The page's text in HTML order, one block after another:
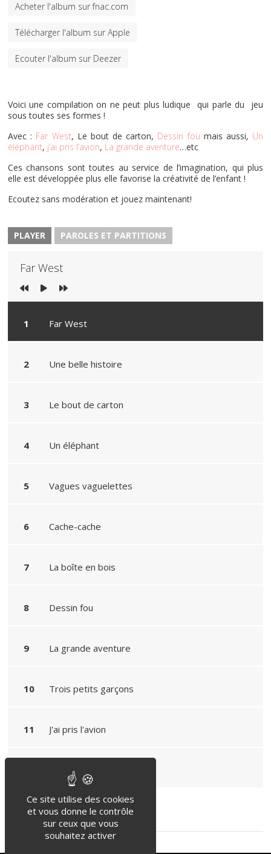
Acheter l'album sur fnac.com
Télécharger l'album sur Apple
Ecouter l'album sur Deezer
Voici une compilation on ne peut plus ludique qui parle du jeu
sous toutes ses formes !
Avec : Far West, Le bout de carton, Dessin fou mais aussi, Un
éléphant, j’ai pris l’avion, La grande aventure…etc
Ces chansons sont toutes au service de l’imagination, qui plus
elle est développée plus elle favorise la créativité de l’enfant !
Ecoutez sans modération et jouez maintenant!
PLAYER PAROLES ET PARTITIONS
Far West
Far West
Une belle histoire
Le bout de carton
Un éléphant
Vagues vaguelettes
Cache-cache
La boîte en bois
Dessin fou
La grande aventure
Trois petits garçons
J'ai pris l'avion
Mon doudou
Back
Ce site utilise des cookies
et vous donne le contrôle
sur ceux que vous
souhaitez activer